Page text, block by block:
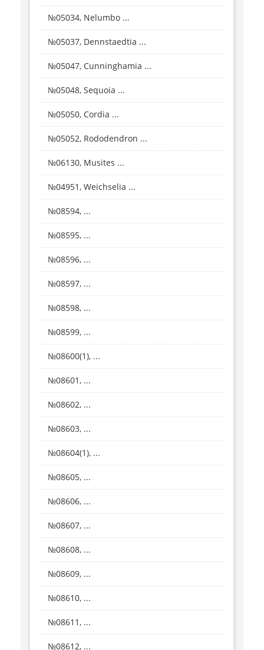
№05034, Nelumbo ...
№05037, Dennstaedtia ...
№05047, Cunninghamia ...
№05048, Sequoia ...
№05050, Cordia ...
№05052, Rododendron ...
№06130, Musites ...
№04951, Weichselia ...
№08594, ...
№08595, ...
№08596, ...
№08597, ...
№08598, ...
№08599, ...
№08600(1), ...
№08601, ...
№08602, ...
№08603, ...
№08604(1), ...
№08605, ...
№08606, ...
№08607, ...
№08608, ...
№08609, ...
№08610, ...
№08611, ...
№08612, ...